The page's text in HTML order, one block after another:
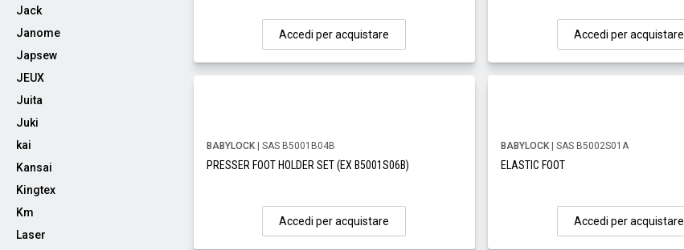
Jack
Janome
Japsew
JEUX
Juita
Juki
kai
Kansai
Kingtex
Km
Laser
Accedi per acquistare Accedi per acquistare
BABYLOCK| SAS B5001B04B
PRESSER FOOT HOLDER SET (EX B5001S06B)
Accedi per acquistare
BABYLOCK | SAS B5002S01A
ELASTIC FOOT
Accedi per acquistare